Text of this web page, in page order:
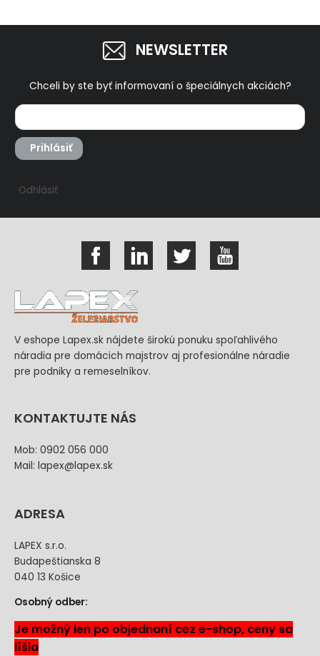
NEWSLETTER
Chceli by ste byť informovaní o špeciálnych akciách?
Prihlásiť
Odhlásiť
V eshope Lapex.sk nájdete širokú ponuku spoľahlivého
náradia pre domácich majstrov aj profesionálne náradie
pre podniky a remeselníkov.
KONTAKTUJTE NÁS
Mob: 0902 056 000
Mail: lapex@lapex.sk
ADRESA
LAPEX s.r.o.
Budapeštianska 8
040 13 Košice
Osobný odber:
Je možný len po objednaní cez e-shop, ceny sa
líšia